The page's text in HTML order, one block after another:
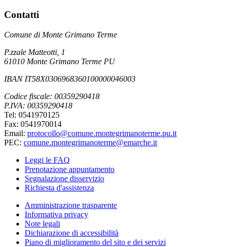
Contatti
Comune di Monte Grimano Terme
P.zzale Matteotti, 1
61010 Monte Grimano Terme PU
IBAN IT58X0306968360100000046003
Codice fiscale: 00359290418
P.IVA: 00359290418
Tel: 0541970125
Fax: 0541970014
Email: protocollo@comune.montegrimanoterme.pu.it
PEC: comune.montegrimanoterme@emarche.it
Leggi le FAQ
Prenotazione appuntamento
Segnalazione disservizio
Richiesta d'assistenza
Amministrazione trasparente
Informativa privacy
Note legali
Dichiarazione di accessibilità
Piano di miglioramento del sito e dei servizi